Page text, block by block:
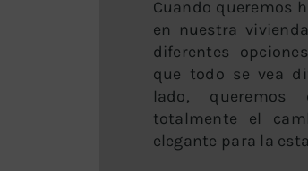
Cuando queremos
en nuestra
diferentes
que todo se vea
lado,
totalmente el
elegante para la